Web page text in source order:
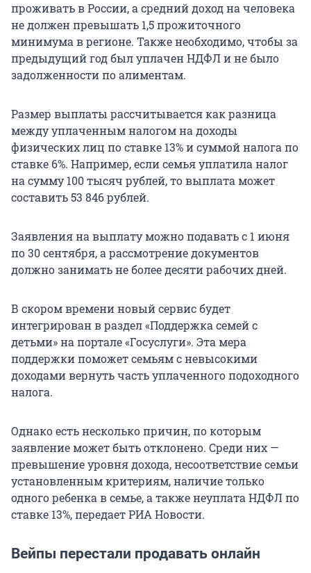
проживать в России, а средний доход на человека
не должен превышать 1,5 прожиточного
минимума в регионе. Также необходимо, чтобы за
предыдущий год был уплачен НДФЛ и не было
задолженности по алиментам.
Размер выплаты рассчитывается как разница
между уплаченным налогом на доходы
физических лиц по ставке 13% и суммой налога по
ставке 6%. Например, если семья уплатила налог
на сумму 100 тысяч рублей, то выплата может
составить53 846рублей.
Заявления на выплату можно подавать с 1 июня
по 30 сентября, а рассмотрение документов
должно занимать не более десяти рабочих дней.
В скором времени новый сервис будет
интегрирован в раздел «Поддержка семей с
детьми» на портале «Госуслуги». Эта мера
поддержки поможет семьям с невысокими
доходами вернуть часть уплаченного подоходного
налога.
Однако есть несколько причин, по которым
заявление может быть отклонено. Среди них —
превышение уровня дохода, несоответствие семьи
установленным критериям, наличие только
одного ребенка в семье, а также неуплата НДФЛ по
ставке 13%, передает РИА Новости.
Вейпы перестали продавать онлайн